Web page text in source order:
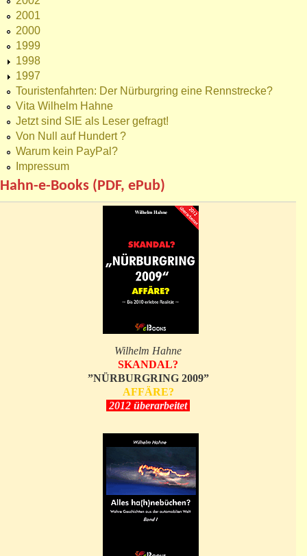
2001
2000
1999
1998
1997
Touristenfahrten: Der Nürburgring eine Rennstrecke?
Vita Wilhelm Hahne
Jetzt sind SIE als Leser gefragt!
Von Null auf Hundert ?
Warum kein PayPal?
Impressum
Hahn-e-Books (PDF, ePub)
Wilhelm Hahne
SKANDAL?
”NÜRBURGRING 2009”
AFFÄRE?
2012 überarbeitet